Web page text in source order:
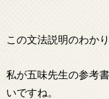
この文法説明のわか
私が五味先生の参考
いですね。